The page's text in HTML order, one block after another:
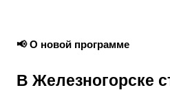
📢 О новой программе
В Железногорске